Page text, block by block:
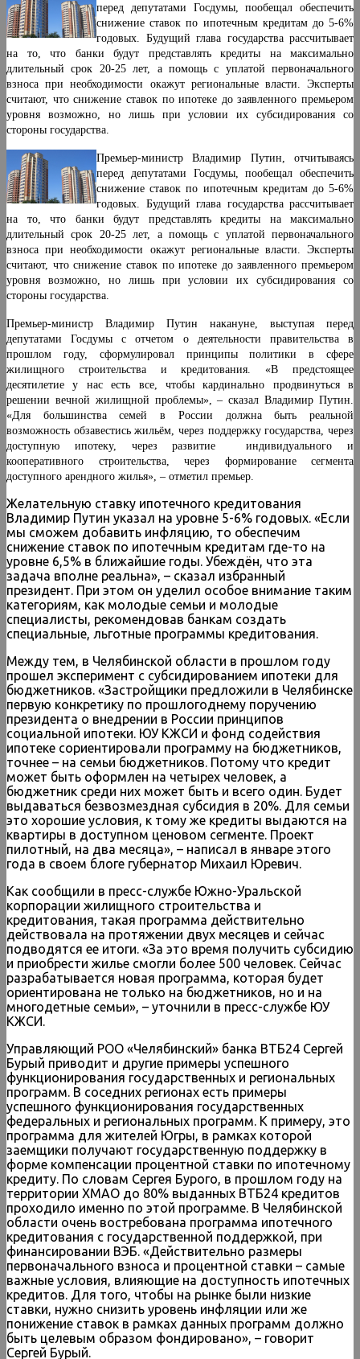
перед депутатами Госдумы, пообещал обеспечить
снижение ставок по ипотечным кредитам до 5-6%
годовых. Будущий глава государства рассчитывает
на то, что банки будут представлять кредиты на максимально
длительный срок 20-25 лет, а помощь с уплатой первоначального
взноса при необходимости окажут региональные власти. Эксперты
считают, что снижение ставок по ипотеке до заявленного премьером
уровня возможно, но лишь при условии их субсидирования со
стороны государства.
Премьер-министр Владимир Путин, отчитываясь
перед депутатами Госдумы, пообещал обеспечить
снижение ставок по ипотечным кредитам до 5-6%
годовых. Будущий глава государства рассчитывает
на то, что банки будут представлять кредиты на максимально
длительный срок 20-25 лет, а помощь с уплатой первоначального
взноса при необходимости окажут региональные власти. Эксперты
считают, что снижение ставок по ипотеке до заявленного премьером
уровня возможно, но лишь при условии их субсидирования со
стороны государства.
Премьер-министр Владимир Путин накануне, выступая перед
депутатами Госдумы с отчетом о деятельности правительства в
прошлом году, сформулировал принципы политики в сфере
жилищного строительства и кредитования. «В предстоящее
десятилетие у нас есть все, чтобы кардинально продвинуться в
решении вечной жилищной проблемы», – сказал Владимир Путин.
«Для большинства семей в России должна быть реальной
возможность обзавестись жильём, через поддержку государства, через
доступную ипотеку, через развитие индивидуального и
кооперативного строительства, через формирование сегмента
доступного арендного жилья», – отметил премьер.
Желательную ставку ипотечного кредитования
Владимир Путин указал на уровне 5-6% годовых. «Если
мы сможем добавить инфляцию, то обеспечим
снижение ставок по ипотечным кредитам где-то на
уровне 6,5% в ближайшие годы. Убеждён, что эта
задача вполне реальна», – сказал избранный
президент. При этом он уделил особое внимание таким
категориям, как молодые семьи и молодые
специалисты, рекомендовав банкам создать
специальные, льготные программы кредитования.
Между тем, в Челябинской области в прошлом году
прошел эксперимент с субсидированием ипотеки для
бюджетников. «Застройщики предложили в Челябинске
первую конкретику по прошлогоднему поручению
президента о внедрении в России принципов
социальной ипотеки. ЮУ КЖСИ и фонд содействия
ипотеке сориентировали программу на бюджетников,
точнее – на семьи бюджетников. Потому что кредит
может быть оформлен на четырех человек, а
бюджетник среди них может быть и всего один. Будет
выдаваться безвозмездная субсидия в 20%. Для семьи
это хорошие условия, к тому же кредиты выдаются на
квартиры в доступном ценовом сегменте. Проект
пилотный, на два месяца», – написал в январе этого
года в своем блоге губернатор Михаил Юревич.
Как сообщили в пресс-службе Южно-Уральской
корпорации жилищного строительства и
кредитования, такая программа действительно
действовала на протяжении двух месяцев и сейчас
подводятся ее итоги. «За это время получить субсидию
и приобрести жилье смогли более 500 человек. Сейчас
разрабатывается новая программа, которая будет
ориентирована не только на бюджетников, но и на
многодетные семьи», – уточнили в пресс-службе ЮУ
КЖСИ.
Управляющий РОО «Челябинский» банка ВТБ24 Сергей
Бурый приводит и другие примеры успешного
функционирования государственных и региональных
программ. В соседних регионах есть примеры
успешного функционирования государственных
федеральных и региональных программ. К примеру, это
программа для жителей Югры, в рамках которой
заемщики получают государственную поддержку в
форме компенсации процентной ставки по ипотечному
кредиту. По словам Сергея Бурого, в прошлом году на
территории ХМАО до 80% выданных ВТБ24 кредитов
проходило именно по этой программе. В Челябинской
области очень востребована программа ипотечного
кредитования с государственной поддержкой, при
финансировании ВЭБ. «Действительно размеры
первоначального взноса и процентной ставки – самые
важные условия, влияющие на доступность ипотечных
кредитов. Для того, чтобы на рынке были низкие
ставки, нужно снизить уровень инфляции или же
понижение ставок в рамках данных программ должно
быть целевым образом фондировано», – говорит
Сергей Бурый.